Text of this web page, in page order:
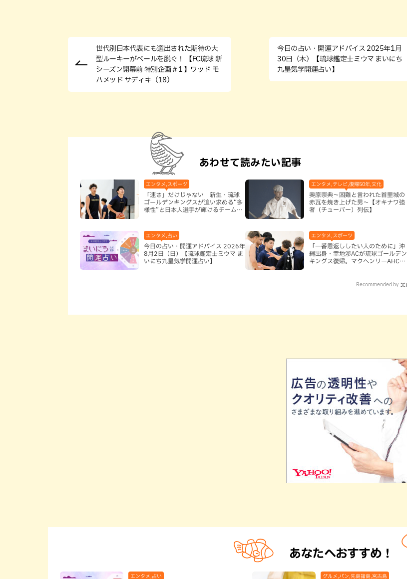
世代別日本代表にも選出された期待の大
型ルーキーがベールを脱ぐ！ 【FC琉球 新
シーズン開幕前 特別企画＃1 】ワッド モ
ハメッド サディキ（18）
今日の占い・開運アドバイス 2025年1月
30日（木）【琉球鑑定士ミウマ まいにち
九星気学開運占い】
あわせて読みたい記事
エンタメ,スポーツ
「速さ」だけじゃない 新生・琉球
ゴールデンキングスが追い求める“多
様性”と日本人選手が輝けるチームと
エンタメ,テレビ,復帰50年,文化
奥原崇典～困難と言われた首里城の
赤瓦を焼き上げた男～【オキナワ強
者（チューバー）列伝】
エンタメ,占い
今日の占い・開運アドバイス 2026年
8月2日（日）【琉球鑑定士ミウマ ま
いにち九星気学開運占い】
エンタメ,スポーツ
「一番恩返ししたい人のために」沖
縄出身・幸地渉ACが琉球ゴールデン
キングス復帰。マクヘンリーAHCに
Recommended by
あなたへおすすめ！
エンタメ,占い グルメ,パン,先島諸島,宮古島